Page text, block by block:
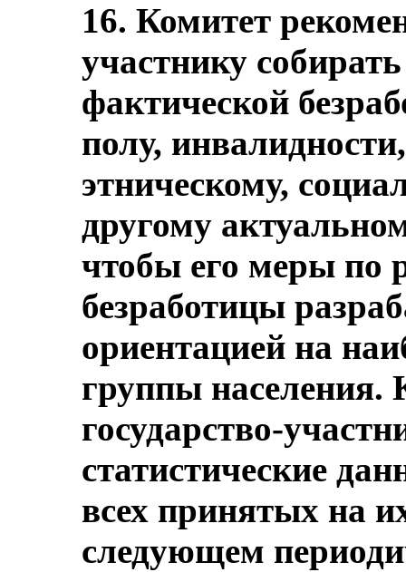
16. Комитет
участнику
фактической
полу,
этническому,
другому
чтобы его меры по
безработицы
ориентацией на
группы населения.
государство-
статистические
всех принятых на
следующем